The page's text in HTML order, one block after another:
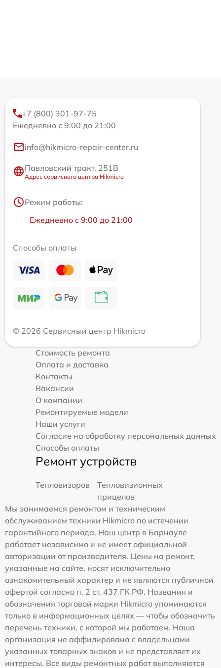
+7 (800) 301-97-75
Ежедневно с 9:00 до 21:00
info@hikmicro-repair-center.ru
Павловский тракт, 251В
Адрес сервисного центра Hikmicro
Режим работы:
Ежедневно с 9:00 до 21:00
Способы оплаты
© 2026 Сервисный центр Hikmicro
Стоимость ремонта
Оплата и доставка
Контакты
Вакансии
О компании
Ремонтируемые модели
Наши услуги
Согласие на обработку персональных данных
Способы оплаты
Ремонт устройств
Тепловизоров
Тепловизионных
прицелов
Мы занимаемся ремонтом и техническим
обслуживанием техники Hikmicro по истечении
гарантийного периода. Наш центр в Барнауле
работает независимо и не имеет официальной
авторизации от производителя. Цены на ремонт,
указанные на сайте, носят исключительно
ознакомительный характер и не являются публичной
офертой согласно п. 2 ст. 437 ГК РФ. Названия и
обозначения торговой марки Hikmicro упоминаются
только в информационных целях — чтобы обозначить
перечень техники, с которой мы работаем. Наша
организация не аффилирована с владельцами
указанных товарных знаков и не представляет их
интересы. Все виды ремонтных работ выполняются